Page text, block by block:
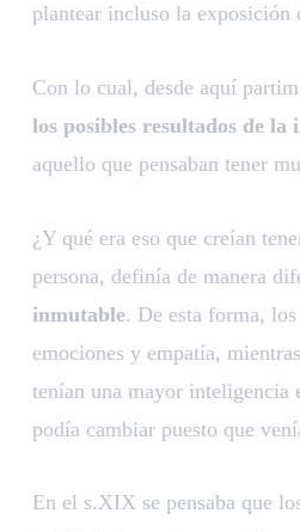
plantear incluso la exposición
Con lo cual, desde aquí
los posibles resultados de la
aquello que pensaban tener
¿Y qué era eso que creían
persona, definía de manera
inmutable. De esta forma,
emociones y empatía,
tenían una mayor inteligencia
podía cambiar puesto que
En el s.XIX se pensaba que